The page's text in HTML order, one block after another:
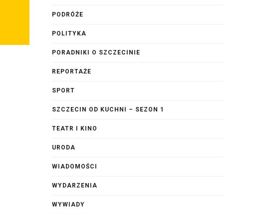
PODRÓŻE
POLITYKA
PORADNIKI O SZCZECINIE
REPORTAŻE
SPORT
SZCZECIN OD KUCHNI – SEZON 1
TEATR I KINO
URODA
WIADOMOŚCI
WYDARZENIA
WYWIADY